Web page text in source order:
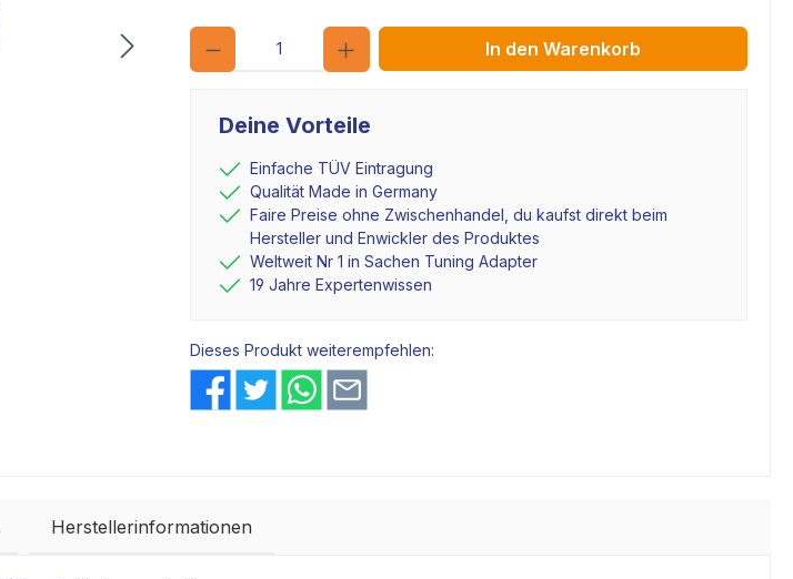
Anzahl
In den Warenkorb
Deine Vorteile
Einfache TÜV Eintragung
Qualität Made in Germany
Faire Preise ohne Zwischenhandel, du kaufst direkt beim
Hersteller und Enwickler des Produktes
Weltweit Nr 1 in Sachen Tuning Adapter
19 Jahre Expertenwissen
Dieses Produkt weiterempfehlen:
Herstellerinformationen